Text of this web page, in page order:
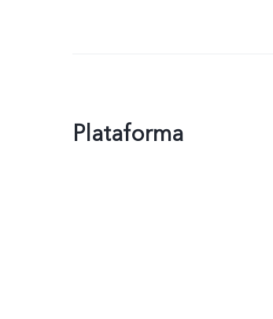
Plataforma